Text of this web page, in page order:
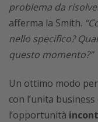
problema da
afferma la Smith.
nello specifico?
questo momento?”
Un ottimo modo
con l’unita
l’opportunità